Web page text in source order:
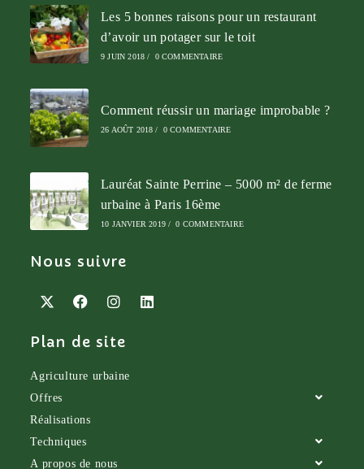
Les 5 bonnes raisons pour un restaurant
d’avoir un potager sur le toit
9 JUIN 2018 / 0 COMMENTAIRE
Comment réussir un mariage improbable ?
26 AOÛT 2018 / 0 COMMENTAIRE
Lauréat Sainte Perrine – 5000 m² de ferme
urbaine à Paris 16ème
10 JANVIER 2019 / 0 COMMENTAIRE
Nous suivre
Plan de site
Agriculture urbaine
Offres
Réalisations
Techniques
A propos de nous